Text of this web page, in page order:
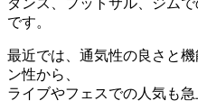
ダンス、フットサル、ジム
です。
最近では、通気性の良さと
ン性から、
ライブやフェスでの人気も急